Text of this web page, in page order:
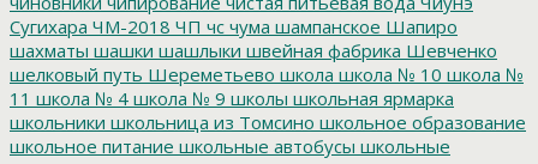
Сугихара ЧМ-2018 ЧП чс чума шампанское Шапиро
шахматы шашки шашлыки швейная фабрика Шевченко
шелковый путь Шереметьево школа школа № 10 школа №
11 школа № 4 школа № 9 школы школьная ярмарка
школьники школьница из Томсино школьное образование
школьное питание школьные автобусы школьные